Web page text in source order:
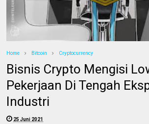
Home Bitcoin Cryptocurrency
Bisnis Crypto Mengisi
Pekerjaan Di Tengah
Industri
25 Juni 2021